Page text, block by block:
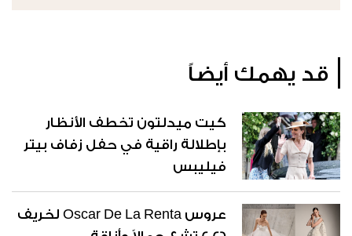
قد يهمك أيضاً
كيت ميدلتون تخطف الأنظار
بإطلالة راقية في حفل زفاف بيتر
فيليبس
عروس Oscar De La Renta لخريف